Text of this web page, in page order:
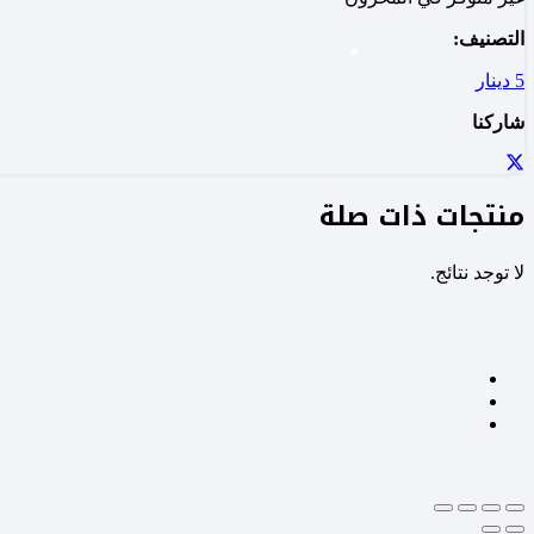
التصنيف:
5 دينار
شاركنا
منتجات ذات صلة
لا توجد نتائج.